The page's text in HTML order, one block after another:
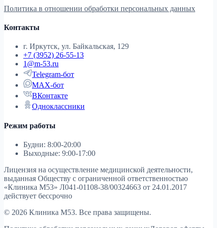
Политика в отношении обработки персональных данных
Контакты
г. Иркутск, ул. Байкальская, 129
+7 (3952) 26-55-13
1@m-53.ru
Telegram-бот
MAX-бот
ВКонтакте
Одноклассники
Режим работы
Будни: 8:00-20:00
Выходные: 9:00-17:00
Лицензия на осуществление медицинской деятельности,
выданная Обществу с ограниченной ответственностью
«Клиника М53» Л041-01108-38/00324663 от 24.01.2017
действует бессрочно
© 2026 Клиника М53. Все права защищены.